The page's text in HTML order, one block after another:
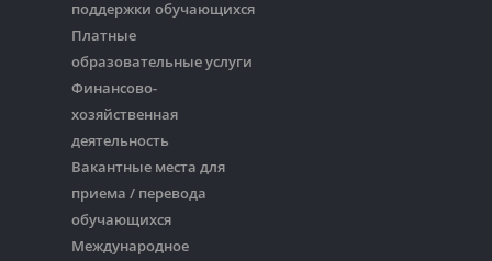
поддержки обучающихся
Платные
образовательные услуги
Финансово-
хозяйственная
деятельность
Вакантные места для
приема / перевода
обучающихся
Международное